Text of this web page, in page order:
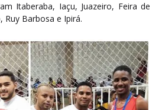
Itaberaba, Iaçu, Juazeiro, Feira de
Ruy Barbosa e Ipirá.